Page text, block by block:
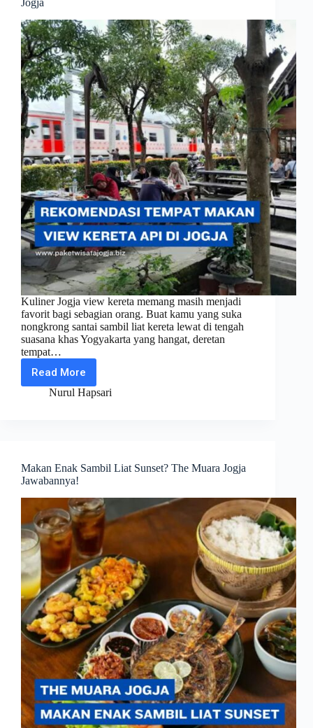
Jogja
Kuliner Jogja view kereta memang masih menjadi
favorit bagi sebagian orang. Buat kamu yang suka
nongkrong santai sambil liat kereta lewat di tengah
suasana khas Yogyakarta yang hangat, deretan
tempat…
Read MoreRekomendasi
Tempat
Jogja
Nurul Hapsari
Makan Enak Sambil Liat Sunset? The Muara Jogja
Jawabannya!